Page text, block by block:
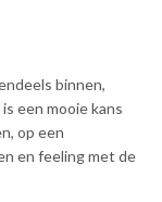
binnen,
een mooie kans
op een
en feeling met de
NVBK